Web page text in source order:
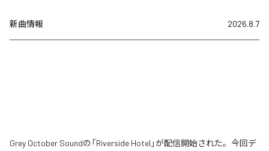
新曲情報 2026.8.7
Grey October Soundの「Riverside Hotel」が配信開始された。今回デ